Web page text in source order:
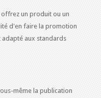
offrez un produit ou un
d'en faire la promotion
adapté aux standards
même la publication